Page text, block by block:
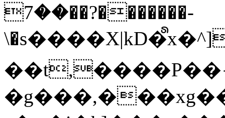
��7��?�������-